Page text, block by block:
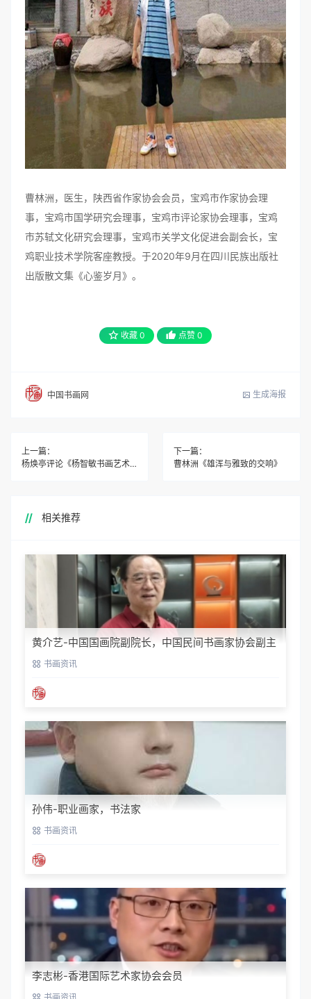
曹林洲，医生，陕西省作家协会会员，宝鸡市作家协会理
事，宝鸡市国学研究会理事，宝鸡市评论家协会理事，宝鸡
市苏轼文化研究会理事，宝鸡市关学文化促进会副会长，宝
鸡职业技术学院客座教授。于2020年9月在四川民族出版社
出版散文集《心鉴岁月》。
收藏 0 点赞 0
中国书画网 生成海报
上一篇：
杨焕亭评论《杨智敏书画艺术的自觉维度》
下一篇：
曹林洲《雄浑与雅致的交响》
相关推荐
黄介艺-中国国画院副院长，中国民间书画家协会副主
席 书画资讯
孙伟-职业画家，书法家
书画资讯
李志彬-香港国际艺术家协会会员